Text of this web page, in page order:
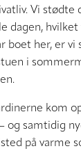
Vi stødte
dagen,
boet her, er vi
i
kom
og samtidig
på varme